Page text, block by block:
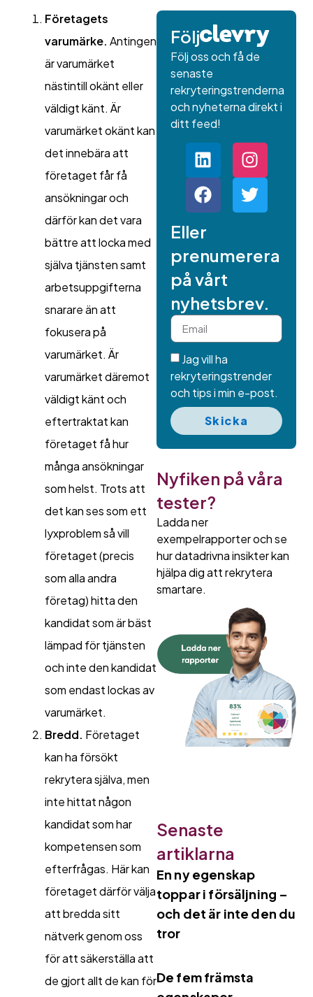
Företagets
varumärke. Antingen
är varumärket
nästintill okänt eller
väldigt känt. Är
varumärket okänt kan
det innebära att
företaget får få
ansökningar och
därför kan det vara
bättre att locka med
själva tjänsten samt
arbetsuppgifterna
snarare än att
fokusera på
varumärket. Är
varumärket däremot
väldigt känt och
eftertraktat kan
företaget få hur
många ansökningar
som helst. Trots att
det kan ses som ett
lyxproblem så vill
företaget (precis
som alla andra
företag) hitta den
kandidat som är bäst
lämpad för tjänsten
och inte den kandidat
som endast lockas av
varumärket.
Bredd. Företaget
kan ha försökt
rekrytera själva, men
inte hittat någon
kandidat som har
kompetensen som
efterfrågas. Här kan
företaget därför välja
att bredda sitt
nätverk genom oss
för att säkerställa att
de gjort allt de kan för
Följ
Följ oss och få de
senaste
rekryteringstrenderna
och nyheterna direkt i
ditt feed!
Eller
prenumerera
på vårt
nyhetsbrev.
Jag vill ha
rekryteringstrender
och tips i min e-post.
Skicka
Nyfiken på våra
tester?
Ladda ner
exempelrapporter och se
hur datadrivna insikter kan
hjälpa dig att rekrytera
smartare.
Senaste
artiklarna
En ny egenskap
toppar i försäljning –
och det är inte den du
tror
De fem främsta